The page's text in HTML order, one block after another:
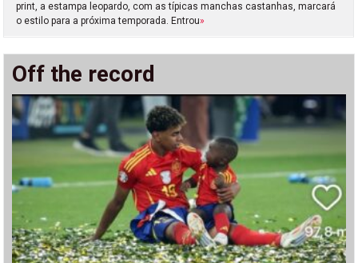
print, a estampa leopardo, com as típicas manchas castanhas, marcará
o estilo para a próxima temporada. Entrou»
Off the record